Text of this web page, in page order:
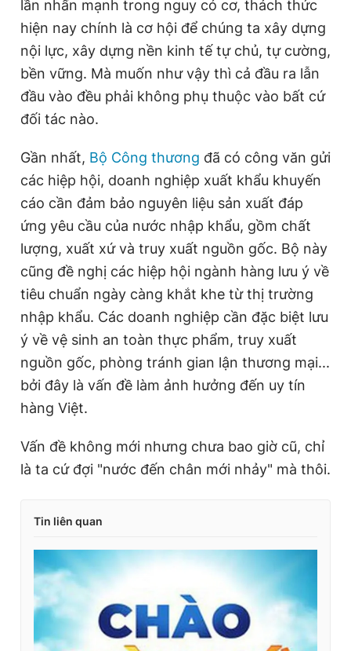
lần nhấn mạnh trong nguy có cơ, thách thức
hiện nay chính là cơ hội để chúng ta xây dựng
nội lực, xây dựng nền kinh tế tự chủ, tự cường,
bền vững. Mà muốn như vậy thì cả đầu ra lẫn
đầu vào đều phải không phụ thuộc vào bất cứ
đối tác nào.
Gần nhất, Bộ Công thương đã có công văn gửi
các hiệp hội, doanh nghiệp xuất khẩu khuyến
cáo cần đảm bảo nguyên liệu sản xuất đáp
ứng yêu cầu của nước nhập khẩu, gồm chất
lượng, xuất xứ và truy xuất nguồn gốc. Bộ này
cũng đề nghị các hiệp hội ngành hàng lưu ý về
tiêu chuẩn ngày càng khắt khe từ thị trường
nhập khẩu. Các doanh nghiệp cần đặc biệt lưu
ý về vệ sinh an toàn thực phẩm, truy xuất
nguồn gốc, phòng tránh gian lận thương mại...
bởi đây là vấn đề làm ảnh hưởng đến uy tín
hàng Việt.
Vấn đề không mới nhưng chưa bao giờ cũ, chỉ
là ta cứ đợi "nước đến chân mới nhảy" mà thôi.
Tin liên quan